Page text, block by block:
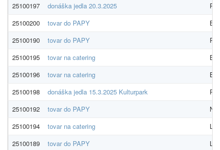
25100197
donáška jedla 20.3.2025
25100200
tovar do PAPY
25100190
tovar do PAPY
25100195
tovar na catering
25100196
tovar na catering
25100198
donáška jedla 15.3.2025 Kulturpark
25100192
tovar do PAPY
25100194
tovar na catering
25100189
tovar do PAPY